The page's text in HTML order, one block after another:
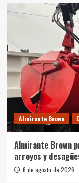
Almirante Brown
Almirante Brown
arroyos y
6 de agosto de 2026